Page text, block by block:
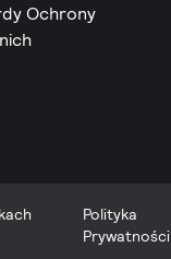
Ochrony
Polityka
Prywatności